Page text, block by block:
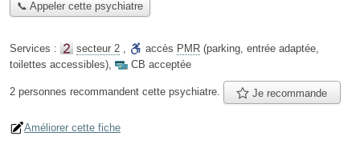
📞 Appeler cette psychiatre
Services : secteur 2 , accès PMR (parking, entrée adaptée,
toilettes accessibles), CB acceptée
2 personnes recommandent cette psychiatre. Je recommande
Améliorer cette fiche